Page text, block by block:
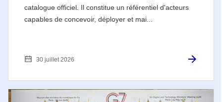
catalogue officiel. Il constitue un référentiel d'acteurs
capables de concevoir, déployer et mai...
30 juillet 2026